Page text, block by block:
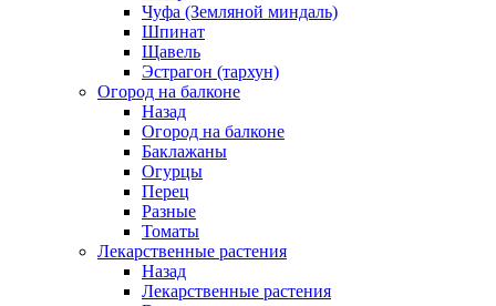
Чуфа (Земляной миндаль)
Шпинат
Щавель
Эстрагон (тархун)
Огород на балконе
Назад
Огород на балконе
Баклажаны
Огурцы
Перец
Разные
Томаты
Лекарственные растения
Назад
Лекарственные растения